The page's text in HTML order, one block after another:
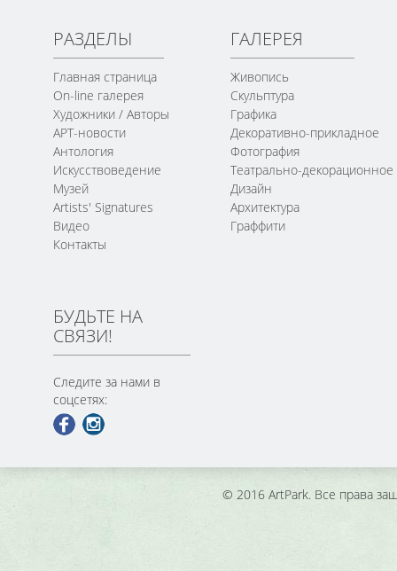
РАЗДЕЛЫ
Главная страница
On-line галерея
Художники / Авторы
АРТ-новости
Антология
Искусствоведение
Музей
Artists' Signatures
Видео
Контакты
ГАЛЕРЕЯ
Живопись
Скульптура
Графика
Декоративно-прикладное
Фотография
Театрально-декорационное
Дизайн
Архитектура
Граффити
БУДЬТЕ НА
СВЯЗИ!
Следите за нами в
соцсетях:
© 2016 ArtPark. Все права